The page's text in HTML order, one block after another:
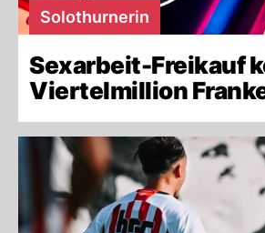
Solothurnerin
Sexarbeit-Freikauf
Viertelmillion